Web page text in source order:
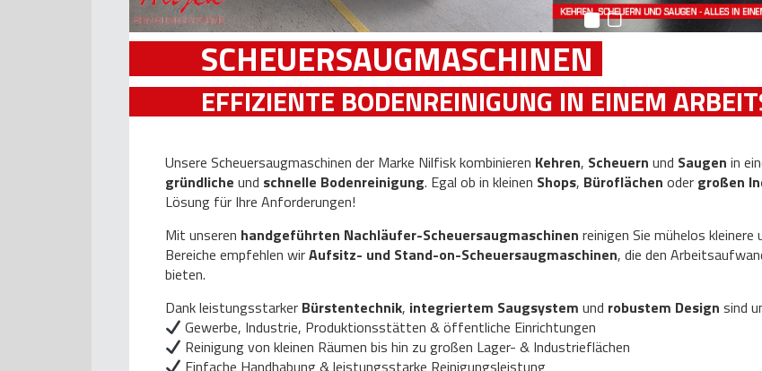
SCHEUERSAUGMASCHINEN
EFFIZIENTE BODENREINIGUNG IN EINEM
Unsere Scheuersaugmaschinen der Marke Nilfisk kombinieren Kehren, Scheuern und Saugen in
gründliche und schnelle Bodenreinigung. Egal ob in kleinen Shops, Büroflächen oder großen
Lösung für Ihre Anforderungen!
Mit unseren handgeführten Nachläufer-Scheuersaugmaschinen reinigen Sie mühelos
Bereiche empfehlen wirAufsitz- und Stand-on-Scheuersaugmaschinen, die den
bieten.
Dank leistungsstarker Bürstentechnik, integriertem Saugsystem und robustem Design sind
Gewerbe, Industrie, Produktionsstätten & öffentliche Einrichtungen
Reinigung von kleinen Räumen bis hin zu großen Lager- & Industrieflächen
Einfache Handhabung & leistungsstarke Reinigungsleistung